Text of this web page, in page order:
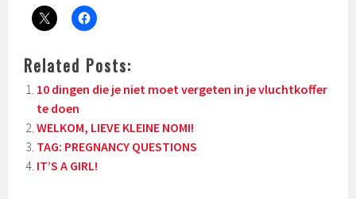
Related Posts:
10 dingen die je niet moet vergeten in je vluchtkoffer
te doen
WELKOM, LIEVE KLEINE NOMI!
TAG: PREGNANCY QUESTIONS
IT’S A GIRL!